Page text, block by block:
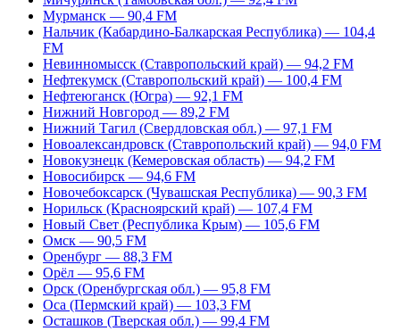
Мурманск — 90,4 FM
Нальчик (Кабардино-Балкарская Республика) — 104,4
FM
Невинномысск (Ставропольский край) — 94,2 FM
Нефтекумск (Ставропольский край) — 100,4 FM
Нефтеюганск (Югра) — 92,1 FM
Нижний Новгород — 89,2 FM
Нижний Тагил (Свердловская обл.) — 97,1 FM
Новоалександровск (Ставропольский край) — 94,0 FM
Новокузнецк (Кемеровская область) — 94,2 FM
Новосибирск — 94,6 FM
Новочебоксарск (Чувашская Республика) — 90,3 FM
Норильск (Красноярский край) — 107,4 FM
Новый Свет (Республика Крым) — 105,6 FM
Омск — 90,5 FM
Оренбург — 88,3 FM
Орёл — 95,6 FM
Орск (Оренбургская обл.) — 95,8 FM
Оса (Пермский край) — 103,3 FM
Осташков (Тверская обл.) — 99,4 FM